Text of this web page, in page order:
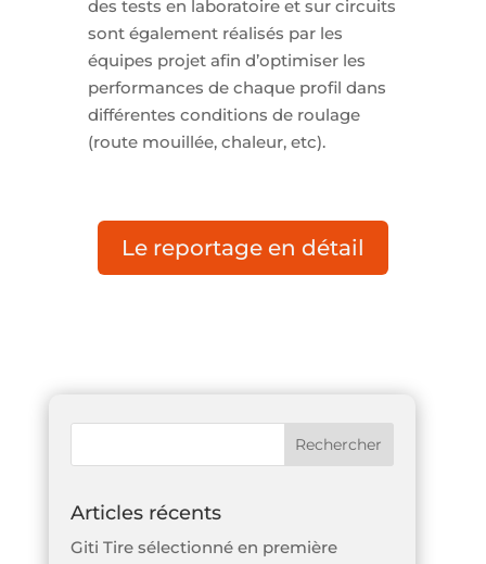
des tests en laboratoire et sur circuits
sont également réalisés par les
équipes projet afin d’optimiser les
performances de chaque profil dans
différentes conditions de roulage
(route mouillée, chaleur, etc).
Le reportage en détail
Articles récents
Giti Tire sélectionné en première